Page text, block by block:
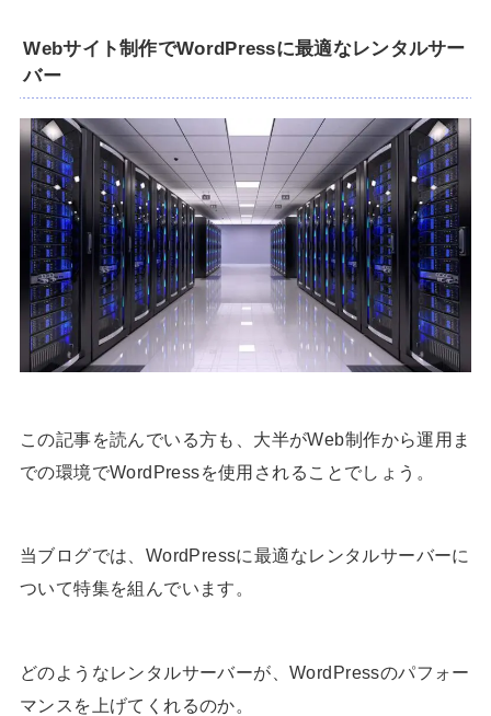
Webサイト制作でWordPressに最適なレンタルサー
バー
この記事を読んでいる方も、大半がWeb制作から運用ま
での環境でWordPressを使用されることでしょう。
当ブログでは、WordPressに最適なレンタルサーバーに
ついて特集を組んでいます。
どのようなレンタルサーバーが、WordPressのパフォー
マンスを上げてくれるのか。